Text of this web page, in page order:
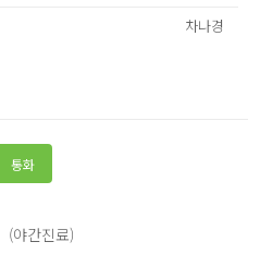
차나경
통화
(야간진료)